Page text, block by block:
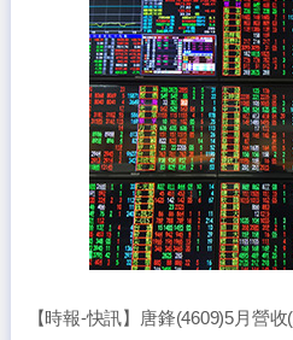
【時報-快訊】唐鋒(4609)5月營